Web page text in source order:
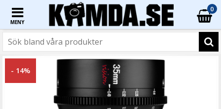
MENY
0
- 14%